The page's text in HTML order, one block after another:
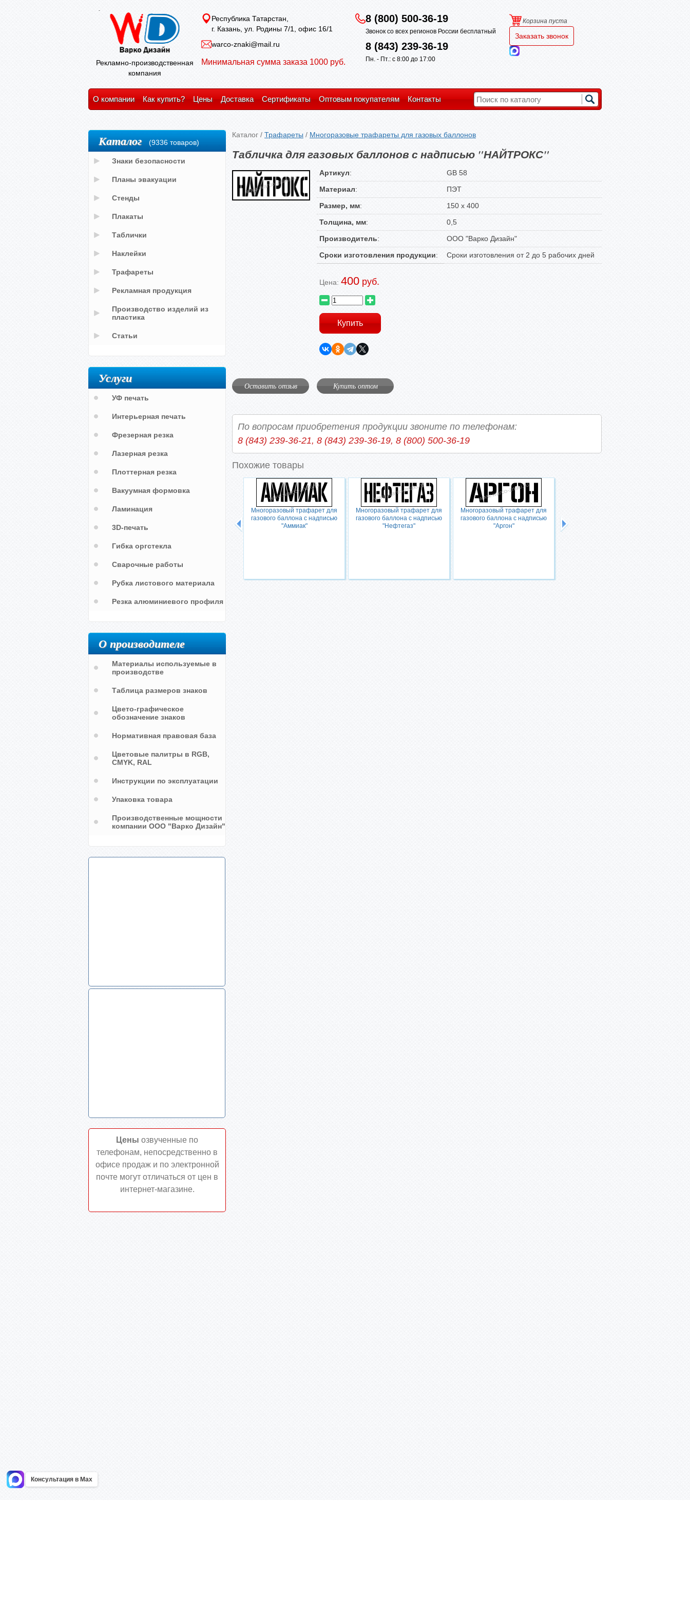
Рекламно-производственная
компания
Республика Татарстан,
г. Казань, ул. Родины 7/1, офис 16/1
warco-znaki@mail.ru
Минимальная сумма заказа 1000 руб.
8 (800) 500-36-19
Звонок со всех регионов России бесплатный
8 (843) 239-36-19
Пн. - Пт.: с 8:00 до 17:00
Корзина пуста
Заказать звонок
О компании Как купить? Цены Доставка Сертификаты Оптовым покупателям Контакты
Каталог / Трафареты / Многоразовые трафареты для газовых баллонов
Табличка для газовых баллонов с надписью "НАЙТРОКС"
Артикул:
GB 58
Материал:
ПЭТ
Размер, мм:
150 х 400
Толщина, мм:
0,5
Производитель:
ООО "Варко Дизайн"
Сроки изготовления продукции: Сроки изготовления от 2 до 5 рабочих дней
Цена: 400 руб.
Оставить отзыв Купить оптом
По вопросам приобретения продукции звоните по телефонам:
8 (843) 239-36-21, 8 (843) 239-36-19, 8 (800) 500-36-19
Похожие товары
Трафарет с надписью "Ран-газ"
Трафарет с надписью на баллон
Многоразовый трафарет для
газового баллона с надписью
"Аммиак"
Многоразовый трафарет для
газового баллона с надписью
"Нефтегаз"
Многоразовый трафарет для
газового баллона с надписью
"Аргон"
Каталог (9336 товаров)
Знаки безопасности
Планы эвакуации
Стенды
Плакаты
Таблички
Наклейки
Трафареты
Рекламная продукция
Производство изделий из
пластика
Статьи
Услуги
УФ печать
Интерьерная печать
Фрезерная резка
Лазерная резка
Плоттерная резка
Вакуумная формовка
Ламинация
3D-печать
Гибка оргстекла
Сварочные работы
Рубка листового материала
Резка алюминиевого профиля
О производителе
Материалы используемые в
производстве
Таблица размеров знаков
Цвето-графическое
обозначение знаков
Нормативная правовая база
Цветовые палитры в RGB,
CMYK, RAL
Инструкции по эксплуатации
Упаковка товара
Производственные мощности
компании ООО "Варко Дизайн"
Цены озвученные по
телефонам, непосредственно в
офисе продаж и по электронной
почте могут отличаться от цен в
интернет-магазине.
Консультация в Max